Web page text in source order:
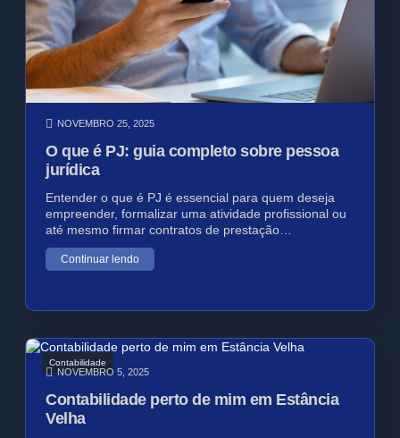
NOVEMBRO 25, 2025
O que é PJ: guia completo sobre pessoa
jurídica
Entender o que é PJ é essencial para quem deseja
empreender, formalizar uma atividade profissional ou
até mesmo firmar contratos de prestação…
Continuar lendo
Contabilidade
NOVEMBRO 5, 2025
Contabilidade perto de mim em Estância
Velha